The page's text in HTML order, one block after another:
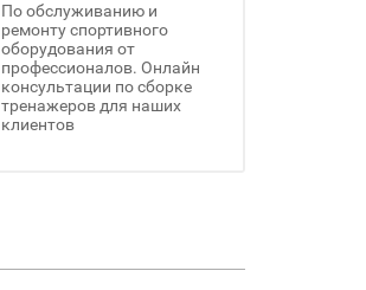
По обслуживанию и
ремонту спортивного
оборудования от
профессионалов. Онлайн
консультации по сборке
тренажеров для наших
клиентов